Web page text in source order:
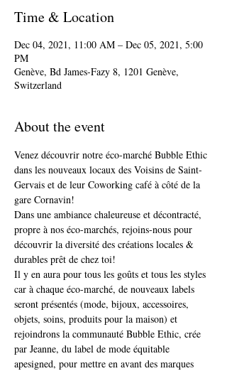
Time & Location
Dec 04, 2021, 11:00 AM – Dec 05, 2021, 5:00
PM
Genève, Bd James-Fazy 8, 1201 Genève,
Switzerland
About the event
Venez découvrir notre éco-marché Bubble Ethic
dans les nouveaux locaux des Voisins de Saint-
Gervais et de leur Coworking café à côté de la
gare Cornavin!
Dans une ambiance chaleureuse et décontracté,
propre à nos éco-marchés, rejoins-nous pour
découvrir la diversité des créations locales &
durables prêt de chez toi!
Il y en aura pour tous les goûts et tous les styles
car à chaque éco-marché, de nouveaux labels
seront présentés (mode, bijoux, accessoires,
objets, soins, produits pour la maison) et
rejoindrons la communauté Bubble Ethic, crée
par Jeanne, du label de mode équitable
apesigned, pour mettre en avant des marques